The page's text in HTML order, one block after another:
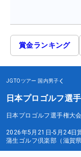
賞金ランキング
JGTOツアー 国内男子
日本プロゴルフ選
日本プロゴルフ選手権大
2026年5月21日-5月24日
蒲生ゴルフ倶楽部（滋賀県